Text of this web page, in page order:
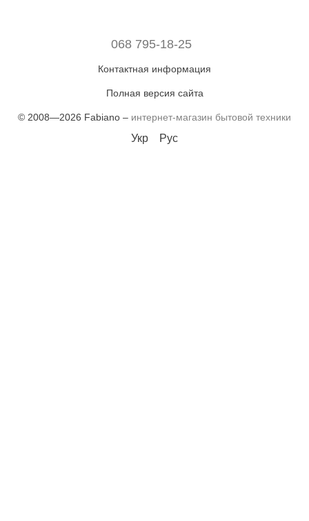
068 795-18-25
Контактная информация
Полная версия сайта
© 2008—2026 Fabiano – интернет-магазин бытовой техники
Укр Рус